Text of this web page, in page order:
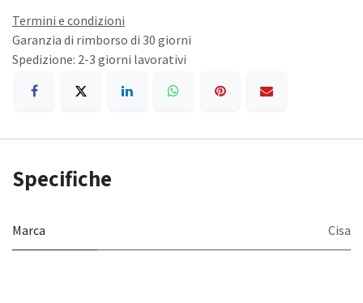
Termini e condizioni
Garanzia di rimborso di 30 giorni
Spedizione: 2-3 giorni lavorativi
Specifiche
Marca Cisa